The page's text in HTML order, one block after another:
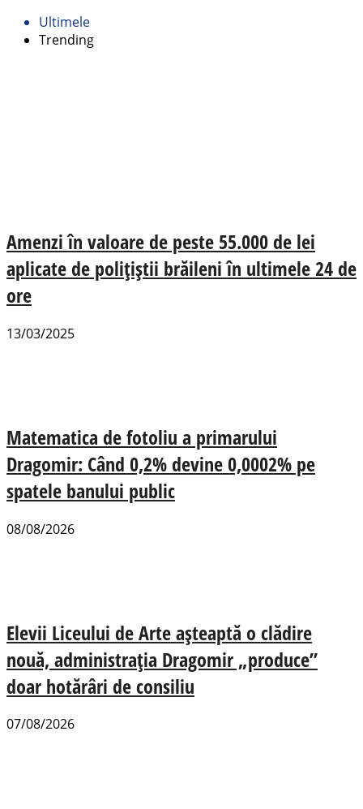
Ultimele
Trending
Amenzi în valoare de peste 55.000 de lei
aplicate de polițiștii brăileni în ultimele 24 de
ore
13/03/2025
Matematica de fotoliu a primarului
Dragomir: Când 0,2% devine 0,0002% pe
spatele banului public
08/08/2026
Elevii Liceului de Arte așteaptă o clădire
nouă, administrația Dragomir „produce”
doar hotărâri de consiliu
07/08/2026